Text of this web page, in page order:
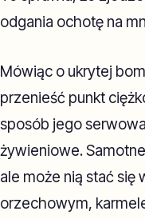
odgania ochotę na
Mówiąc o ukrytej
przenieść punkt
sposób jego
żywieniowe.
ale może nią stać się
orzechowym,